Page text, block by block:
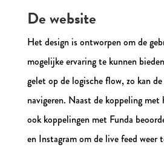
De website
Het design is ontworpen om de
mogelijke ervaring te kunnen
gelet op de logische flow, zo kan
navigeren. Naast de koppeling
ook koppelingen met Funda
en Instagram om de live feed weer